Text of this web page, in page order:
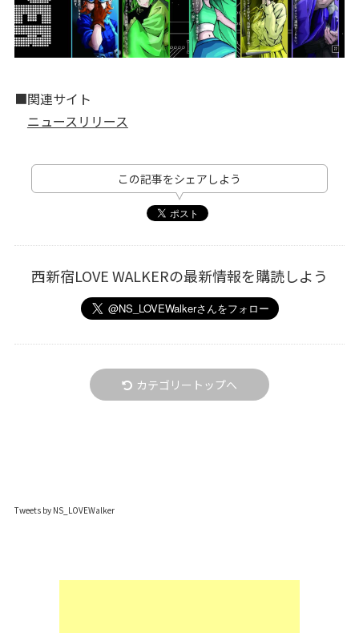
■関連サイト
ニュースリリース
この記事をシェアしよう
西新宿LOVE WALKERの最新情報を購読しよう
カテゴリートップへ
Tweets by NS_LOVEWalker